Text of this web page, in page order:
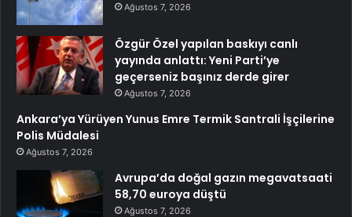
Ağustos 7, 2026
Özgür Özel yapılan baskıyı canlı
yayında anlattı: Yeni Parti’ye
geçerseniz başınız derde girer
Ağustos 7, 2026
Ankara’ya Yürüyen Yunus Emre Termik Santrali İşçilerine
Polis Müdalesi
Ağustos 7, 2026
Avrupa’da doğal gazın megavatsaati
58,70 euroya düştü
Ağustos 7, 2026